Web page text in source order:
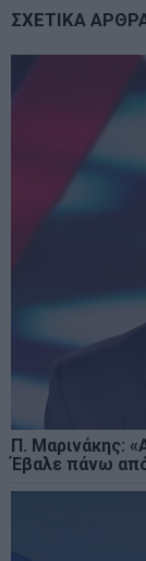
ΣΧΕΤΙΚΑ
Π. Μαρινάκης:
Έβαλε πάνω